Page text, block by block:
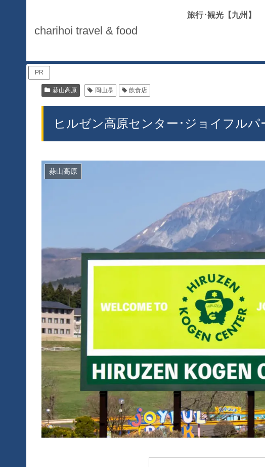
charihoi travel & food
旅行･観光【九州】
PR
蒜山高原 岡山県 飲食店
ヒルゼン高原センター･ジョイフルパ
蒜山高原